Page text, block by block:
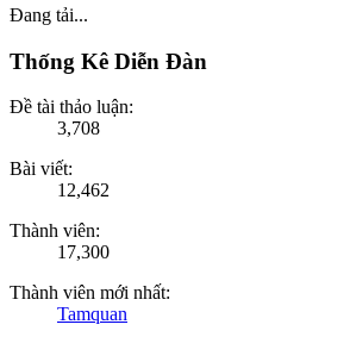
Đang tải...
Thống Kê Diễn Đàn
Đề tài thảo luận:
3,708
Bài viết:
12,462
Thành viên:
17,300
Thành viên mới nhất:
Tamquan